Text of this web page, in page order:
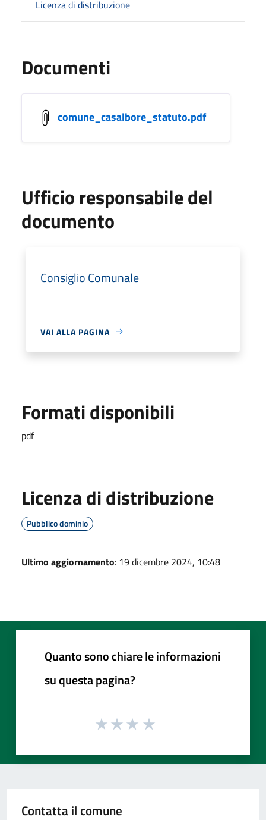
Licenza di distribuzione
Documenti
comune_casalbore_statuto.pdf
Ufficio responsabile del
documento
Consiglio Comunale
VAI ALLA PAGINA
Formati disponibili
pdf
Licenza di distribuzione
Pubblico dominio
Ultimo aggiornamento: 19 dicembre 2024, 10:48
Quanto sono chiare le informazioni
su questa pagina?
Contatta il comune